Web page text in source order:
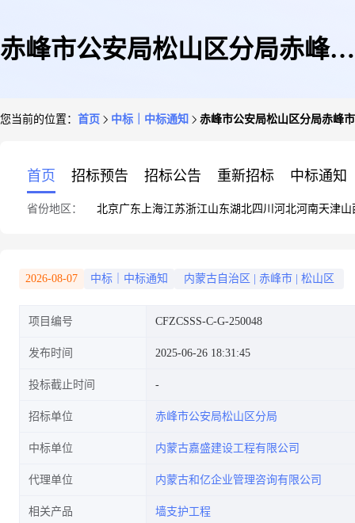
赤峰市公安局松山区分局赤峰市
(成交)结果公告
您当前的位置： 首页 中标｜中标通知 赤峰市公安局松山区分局赤峰
首页 招标预告 招标公告 重新招标 中标通知
省份地区： 北京广东 上海江苏浙江山东湖北四川 河北河南天津山
2026-08-07 中标｜中标通知 内蒙古自治区 赤峰市 松山区
项目编号 CFZCSSS-C-G-250048
发布时间 2025-06-26 18:31:45
投标截止时间
招标单位 赤峰市公安局松山区分局
中标单位 内蒙古嘉盛建设工程有限公司
代理单位 内蒙古和亿企业管理咨询有限公司
相关产品 墙支护工程